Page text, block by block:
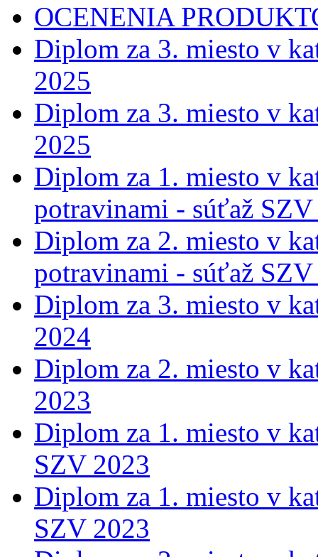
OCENENIA
Diplom za 3. miesto v
2025
Diplom za 3. miesto v
2025
Diplom za 1. miesto v
potravinami - súťaž
Diplom za 2. miesto v
potravinami - súťaž
Diplom za 3. miesto v
2024
Diplom za 2. miesto v
2023
Diplom za 1. miesto v
SZV 2023
Diplom za 1. miesto v
SZV 2023